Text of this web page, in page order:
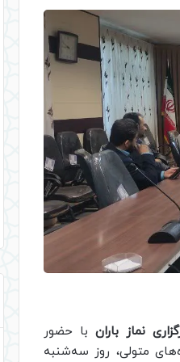
نماز باران با حضور
متولی، روز سه‌شنبه